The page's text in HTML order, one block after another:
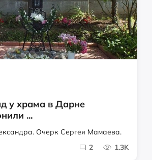
у храма в Дарне
...
Очерк Сергея Мамаева.
2 1.3K